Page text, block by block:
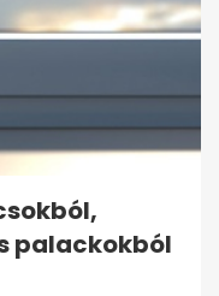
palackokból